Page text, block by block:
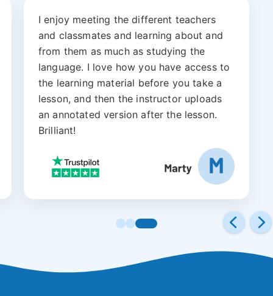
I enjoy meeting the different teachers
and classmates and learning about and
from them as much as studying the
language. I love how you have access to
the learning material before you take a
lesson, and then the instructor uploads
an annotated version after the lesson.
Brilliant!